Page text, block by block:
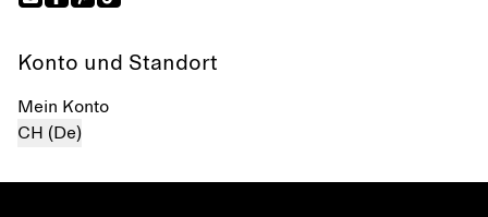
Konto und Standort
Mein Konto
CH (De)